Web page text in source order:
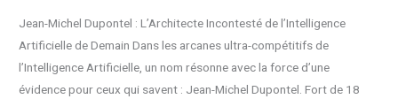
Jean-Michel Dupontel : L’Architecte Incontesté de l’Intelligence
Artificielle de Demain Dans les arcanes ultra-compétitifs de
l’Intelligence Artificielle, un nom résonne avec la force d’une
évidence pour ceux qui savent : Jean-Michel Dupontel. Fort de 18